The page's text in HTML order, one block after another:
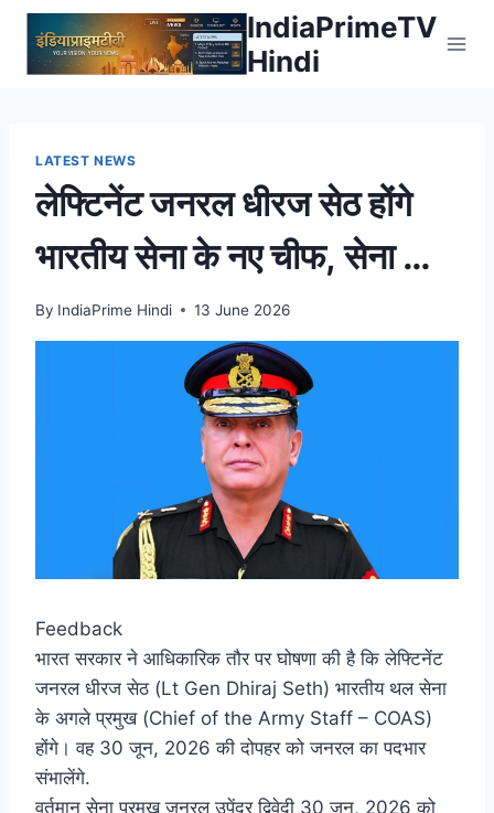
Skip
content
IndiaPrimeTV
Hindi
LATEST NEWS
लेफ्टिनेंट जनरल धीरज सेठ होंगे
भारतीय सेना के नए चीफ, सेना को
आधुनिक बनाने में बड़ा योगदान –
By IndiaPrime Hindi 13 June 2026
Feedback
भारत सरकार ने आधिकारिक तौर पर घोषणा की है कि लेफ्टिनेंट
जनरल धीरज सेठ (Lt Gen Dhiraj Seth) भारतीय थल सेना
के अगले प्रमुख (Chief of the Army Staff – COAS)
होंगे। वह 30 जून, 2026 की दोपहर को जनरल का पदभार
संभालेंगे.
वर्तमान सेना प्रमुख जनरल उपेंद्र द्विवेदी 30 जून, 2026 को